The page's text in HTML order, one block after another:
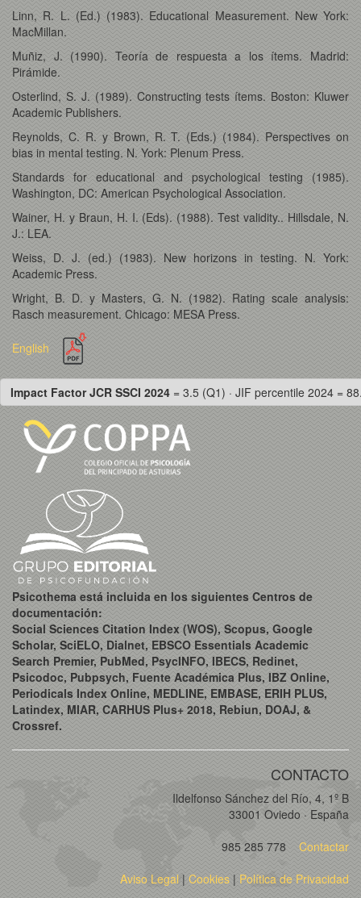
Linn, R. L. (Ed.) (1983). Educational Measurement. New York:
MacMillan.
Muñiz, J. (1990). Teoría de respuesta a los ítems. Madrid:
Pirámide.
Osterlind, S. J. (1989). Constructing tests ítems. Boston: Kluwer
Academic Publishers.
Reynolds, C. R. y Brown, R. T. (Eds.) (1984). Perspectives on
bias in mental testing. N. York: Plenum Press.
Standards for educational and psychological testing (1985).
Washington, DC: American Psychological Association.
Wainer, H. y Braun, H. I. (Eds). (1988). Test validity.. Hillsdale, N.
J.: LEA.
Weiss, D. J. (ed.) (1983). New horizons in testing. N. York:
Academic Press.
Wright, B. D. y Masters, G. N. (1982). Rating scale analysis:
Rasch measurement. Chicago: MESA Press.
English
Impact Factor JCR SSCI 2024 = 3.5 (Q1) · JIF percentile 2024 =
Psicothema está incluida en los siguientes Centros de
documentación:
Social Sciences Citation Index (WOS), Scopus, Google
Scholar, SciELO, Dialnet, EBSCO Essentials Academic
Search Premier, PubMed, PsycINFO, IBECS, Redinet,
Psicodoc, Pubpsych, Fuente Académica Plus, IBZ Online,
Periodicals Index Online, MEDLINE, EMBASE, ERIH PLUS,
Latindex, MIAR, CARHUS Plus+ 2018, Rebiun, DOAJ, &
Crossref.
CONTACTO
Ildelfonso Sánchez del Río, 4, 1º B
33001 Oviedo · España
985 285 778
Contactar
Aviso Legal| Cookies | Política de Privacidad